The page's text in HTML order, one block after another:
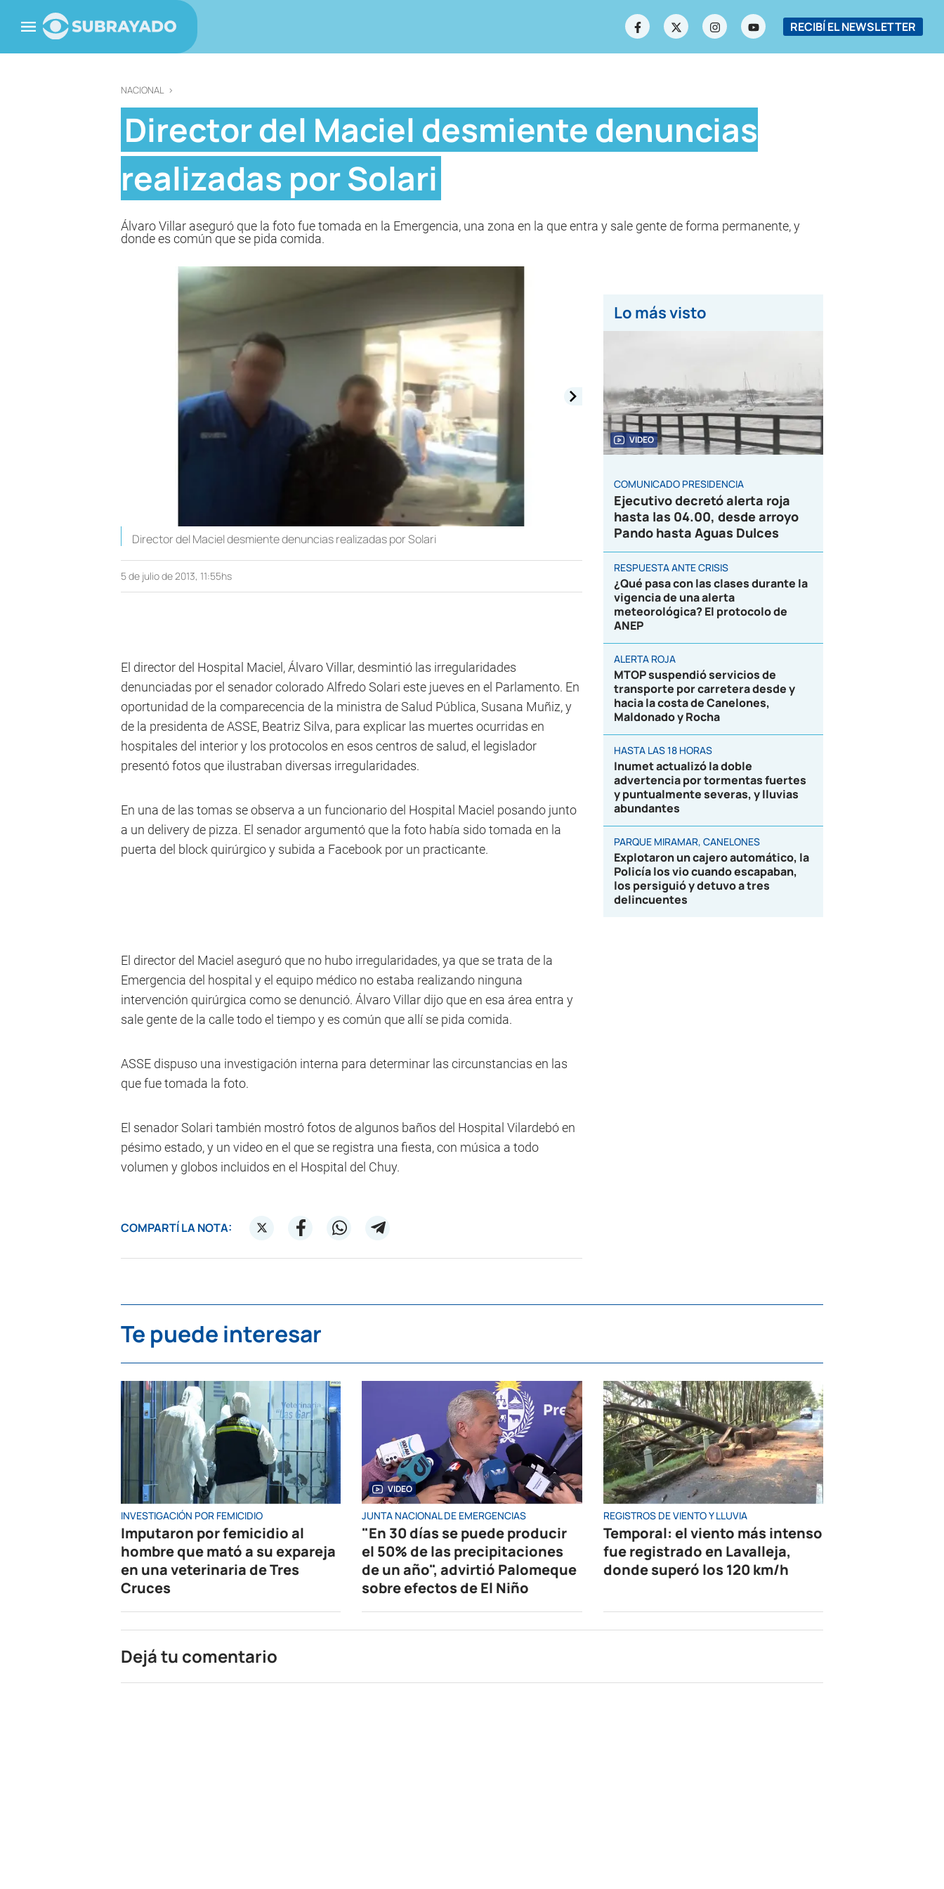
RECIBÍ EL NEWSLETTER
NACIONAL >
Director del Maciel desmiente denuncias
realizadas por Solari
Álvaro Villar aseguró que la foto fue tomada en la Emergencia, una zona en la que entra y sale gente de forma permanente, y
donde es común que se pida comida.
Director del Maciel desmiente denuncias realizadas por Solari
5 de julio de 2013, 11:55hs
El director del Hospital Maciel, Álvaro Villar, desmintió las irregularidades
denunciadas por el senador colorado Alfredo Solari este jueves en el Parlamento. En
oportunidad de la comparecencia de la ministra de Salud Pública, Susana Muñiz, y
de la presidenta de ASSE, Beatriz Silva, para explicar las muertes ocurridas en
hospitales del interior y los protocolos en esos centros de salud, el legislador
presentó fotos que ilustraban diversas irregularidades.
En una de las tomas se observa a un funcionario del Hospital Maciel posando junto
a un delivery de pizza. El senador argumentó que la foto había sido tomada en la
puerta del block quirúrgico y subida a Facebook por un practicante.
El director del Maciel aseguró que no hubo irregularidades, ya que se trata de la
Emergencia del hospital y el equipo médico no estaba realizando ninguna
intervención quirúrgica como se denunció. Álvaro Villar dijo que en esa área entra y
sale gente de la calle todo el tiempo y es común que allí se pida comida.
ASSE dispuso una investigación interna para determinar las circunstancias en las
que fue tomada la foto.
El senador Solari también mostró fotos de algunos baños del Hospital Vilardebó en
pésimo estado, y un video en el que se registra una fiesta, con música a todo
volumen y globos incluidos en el Hospital del Chuy.
COMPARTÍ LA NOTA:
Lo más visto
VIDEO
COMUNICADO PRESIDENCIA
Ejecutivo decretó alerta roja
hasta las 04.00, desde arroyo
Pando hasta Aguas Dulces
RESPUESTA ANTE CRISIS
¿Qué pasa con las clases durante la
vigencia de una alerta
meteorológica? El protocolo de
ANEP
ALERTA ROJA
MTOP suspendió servicios de
transporte por carretera desde y
hacia la costa de Canelones,
Maldonado y Rocha
HASTA LAS 18 HORAS
Inumet actualizó la doble
advertencia por tormentas fuertes
y puntualmente severas, y lluvias
abundantes
PARQUE MIRAMAR, CANELONES
Explotaron un cajero automático, la
Policía los vio cuando escapaban,
los persiguió y detuvo a tres
delincuentes
Te puede interesar
INVESTIGACIÓN POR FEMICIDIO
Imputaron por femicidio al
hombre que mató a su expareja
en una veterinaria de Tres
Cruces
VIDEO
JUNTA NACIONAL DE EMERGENCIAS
"En 30 días se puede producir
el 50% de las precipitaciones
de un año", advirtió Palomeque
sobre efectos de El Niño
REGISTROS DE VIENTO Y LLUVIA
Temporal: el viento más intenso
fue registrado en Lavalleja,
donde superó los 120 km/h
Dejá tu comentario